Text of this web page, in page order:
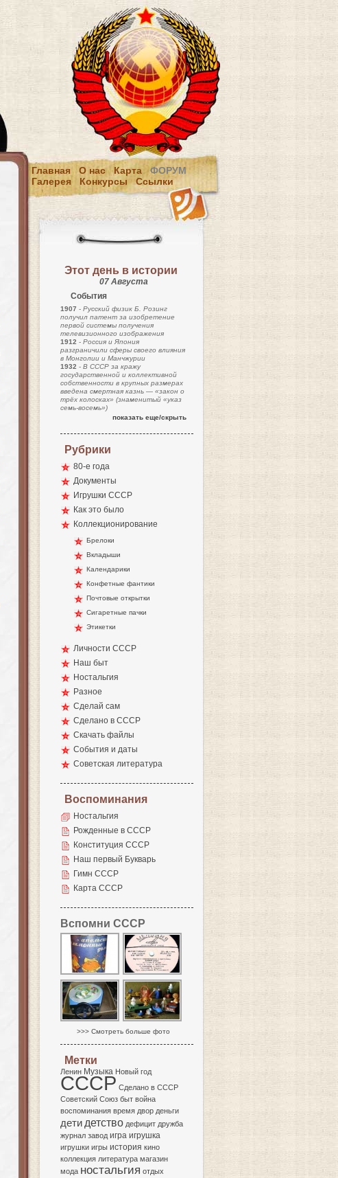
Главная О нас Карта
ФОРУМ
Галерея
Конкурсы Ссылки
Этот день в истории
07 Августа
События
1907 - Русский физик Б. Розинг
получил патент за изобретение
первой системы получения
телевизионного изображения
1912 - Россия и Япония
разграничили сферы своего влияния
в Монголии и Манчжурии
1932 - В СССР за кражу
государственной и коллективной
собственности в крупных размерах
введена смертная казнь — «закон о
трёх колосках» (знаменитый «указ
семь-восемь»)
показать еще/скрыть
Рубрики
80-е года
Документы
Игрушки СССР
Как это было
Коллекционирование
Брелоки
Вкладыши
Календарики
Конфетные фантики
Почтовые открытки
Сигаретные пачки
Этикетки
Личности СССР
Наш быт
Ностальгия
Разное
Сделай сам
Сделано в СССР
Скачать файлы
События и даты
Советская литература
Воспоминания
Ностальгия
Рожденные в СССР
Конституция СССР
Наш первый Букварь
Гимн СССР
Карта СССР
Вспомни СССР
>>> Смотреть больше фото
Метки
Ленин Музыка Новый год
СССР Сделано в СССР
Советский Союз быт война
воспоминания время двор деньги
дети детство дефицит дружба
журнал завод игра игрушка
игрушки игры история кино
коллекция литература магазин
мода ностальгия отдых